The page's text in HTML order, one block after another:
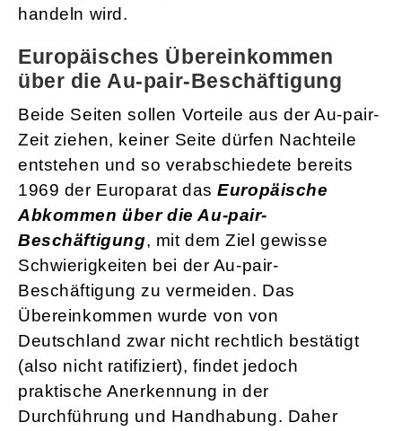
handeln wird.
Europäisches Übereinkommen
über die Au-pair-Beschäftigung
Beide Seiten sollen Vorteile aus der Au-pair-
Zeit ziehen, keiner Seite dürfen Nachteile
entstehen und so verabschiedete bereits
1969 der Europarat dasEuropäische
Abkommen über die Au-pair-
Beschäftigung, mit dem Ziel gewisse
Schwierigkeiten bei der Au-pair-
Beschäftigung zu vermeiden. Das
Übereinkommen wurde von von
Deutschland zwar nicht rechtlich bestätigt
(also nicht ratifiziert), findet jedoch
praktische Anerkennung in der
Durchführung und Handhabung. Daher